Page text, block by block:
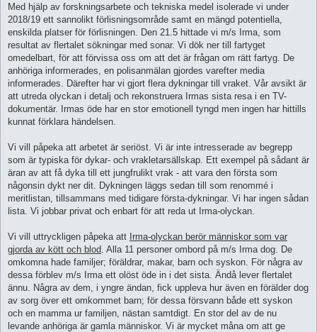
Med hjälp av forskningsarbete och tekniska medel isolerade vi under
2018/19 ett sannolikt förlisningsområde samt en mängd potentiella,
enskilda platser för förlisningen. Den 21.5 hittade vi m/s Irma, som
resultat av flertalet sökningar med sonar. Vi dök ner till fartyget
omedelbart, för att förvissa oss om att det är frågan om rätt fartyg. De
anhöriga informerades, en polisanmälan gjordes varefter media
informerades. Därefter har vi gjort flera dykningar till vraket. Vår avsikt är
att utreda olyckan i detalj och rekonstruera Irmas sista resa i en TV-
dokumentär. Irmas öde har en stor emotionell tyngd men ingen har hittills
kunnat förklara händelsen.
Vi vill påpeka att arbetet är seriöst. Vi är inte intresserade av begrepp
som är typiska för dykar- och vrakletarsällskap. Ett exempel på sådant är
äran av att få dyka till ett jungfrulikt vrak - att vara den första som
någonsin dykt ner dit. Dykningen läggs sedan till som renommé i
meritlistan, tillsammans med tidigare första-dykningar. Vi har ingen sådan
lista. Vi jobbar privat och enbart för att reda ut Irma-olyckan.
Vi vill uttryckligen påpeka att Irma-olyckan berör människor som var
gjorda av kött och blod . Alla 11 personer ombord på m/s Irma dog. De
omkomna hade familjer; föräldrar, makar, barn och syskon. För några av
dessa förblev m/s Irma ett olöst öde in i det sista. Ändå lever flertalet
ännu. Några av dem, i yngre ändan, fick uppleva hur även en förälder dog
av sorg över ett omkommet barn; för dessa försvann både ett syskon
och en mamma ur familjen, nästan samtdigt. En stor del av de nu
levande anhöriga är gamla människor. Vi är mycket måna om att ge